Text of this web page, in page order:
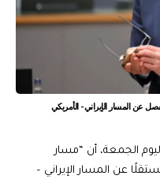
عن المسار الإيراني- الأمريكي
الجمعة، أن “مسار
عن المسار الإيراني –